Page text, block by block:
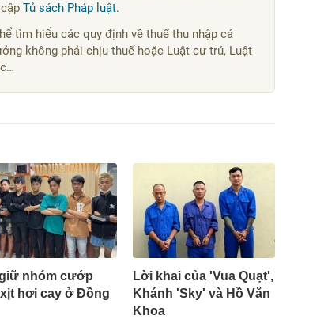
Tủ sách Pháp luật.
tìm hiểu các quy định về thuế thu nhập cá
không phải chịu thuế hoặc Luật cư trú, Luật
nhóm cướp
hơi cay ở Đồng
Lời khai của 'Vua Quạt',
Khánh 'Sky' và Hồ Văn
Khoa